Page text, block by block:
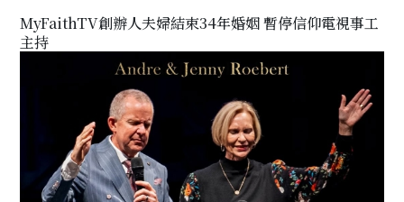
MyFaithTV創辦人夫婦結束34年婚姻 暫停信仰電視事工
主持